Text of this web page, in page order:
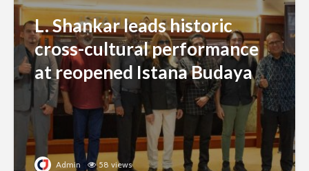
L. Shankar leads historic
cross-cultural performance
at reopened Istana Budaya
Admin 58 views